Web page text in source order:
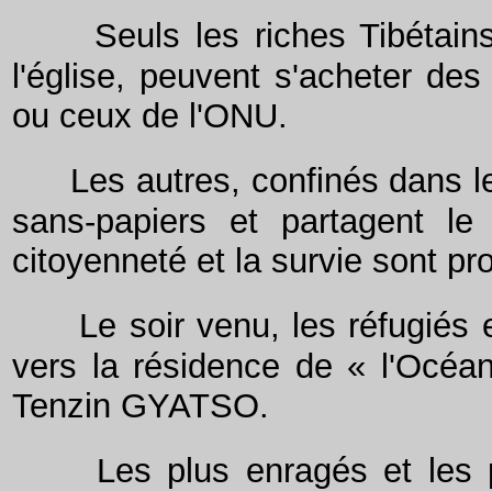
Seuls les riches
l'église, peuvent s'acheter
ou ceux de l'ONU.
Les autres, confinés dans
sans-papiers et partagent
citoyenneté et la survie sont
Le soir venu, les réfugiés
vers la résidence de «
Tenzin GYATSO.
Les plus enragés et les